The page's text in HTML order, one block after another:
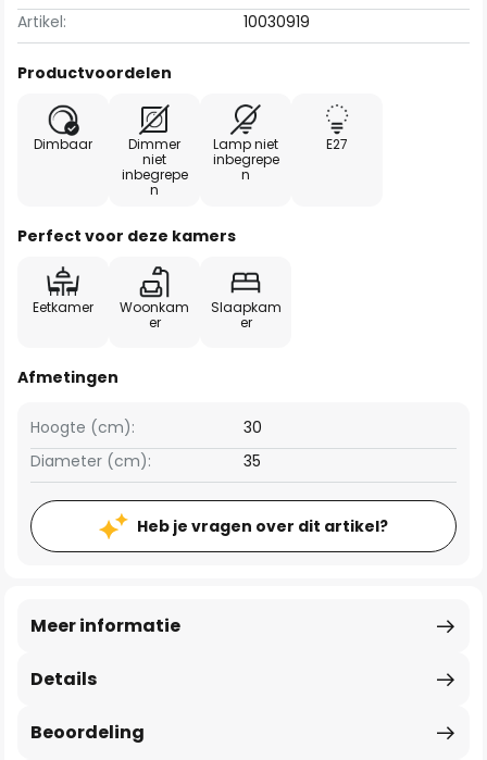
Artikel:
10030919
Productvoordelen
Dimbaar
Dimmer
niet
inbegrepe
n
Lamp niet
inbegrepe
n
E27
Perfect voor deze kamers
Eetkamer
Woonkam
er
Slaapkam
er
Afmetingen
Hoogte (cm):
30
Diameter (cm):
35
Heb je vragen over dit artikel?
Details
Meer informatie
Beoordeling